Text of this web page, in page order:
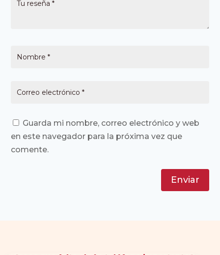
Guarda mi nombre, correo electrónico y web
en este navegador para la próxima vez que
comente.
Enviar